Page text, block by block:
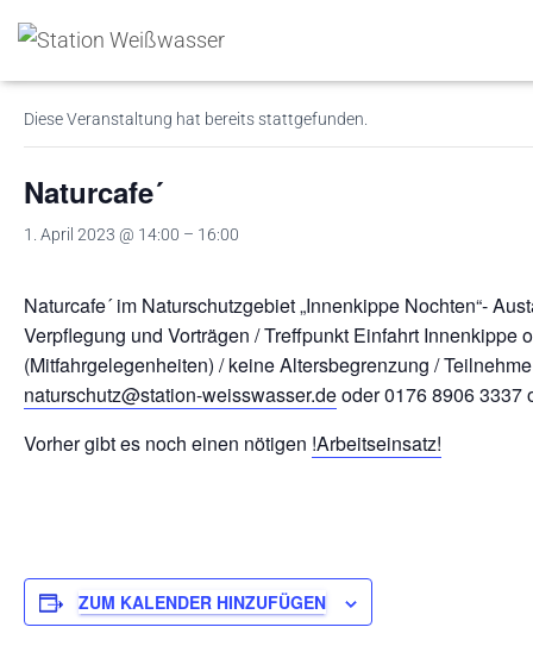
Diese Veranstaltung hat bereits stattgefunden.
Naturcafe´
1. April 2023 @ 14:00 – 16:00
Naturcafe´ im Naturschutzgebiet „Innenkippe Nochten“-
Verpflegung und Vorträgen / Treffpunkt Einfahrt Innenkippe
(Mitfahrgelegenheiten) / keine Altersbegrenzung /
naturschutz@station-weisswasser.deoder 0176 8906 3337
Vorher gibt es noch einen nötigen !Arbeitseinsatz!
ZUM KALENDER HINZUFÜGEN